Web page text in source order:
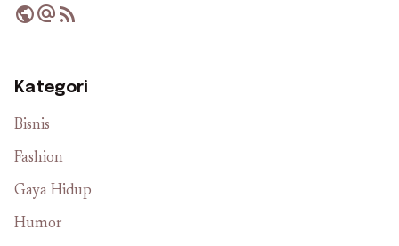
publicalternate_emailrss_feed
Kategori
Bisnis
Fashion
Gaya Hidup
Humor